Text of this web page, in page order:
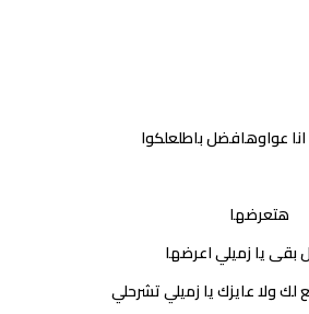
عواوهافضل باطلعلكوا
هتعرضها
بقى يا زميلي اعرضها
لك ولا عايزك يا زميلي تشرحلي